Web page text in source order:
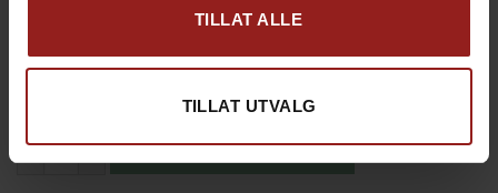
TILLAT ALLE
TILLAT UTVALG
Vinga Montgomery Bomull Sengesett med 4 deler antall